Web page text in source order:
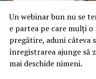
Un webinar bun nu se
e partea pe care mulți
pregătire, aduni câteva
înregistrarea ajunge să
mai deschide nimeni.